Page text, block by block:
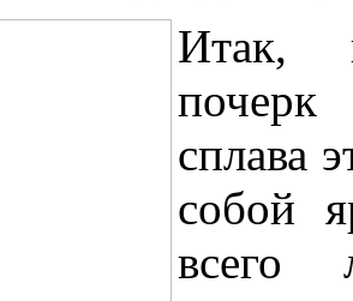
Итак,
сплава
собой
всего